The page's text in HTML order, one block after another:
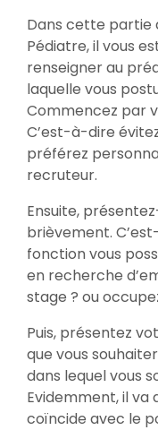
Dans cette
Pédiatre, il vous
renseigner au
laquelle vous
Commencez par
C’est-à-dire
préférez
recruteur.
Ensuite,
brièvement.
fonction vous
en recherche
stage ? ou
Puis, présentez
que vous
dans lequel vous
Evidemment, il va
coïncide avec le